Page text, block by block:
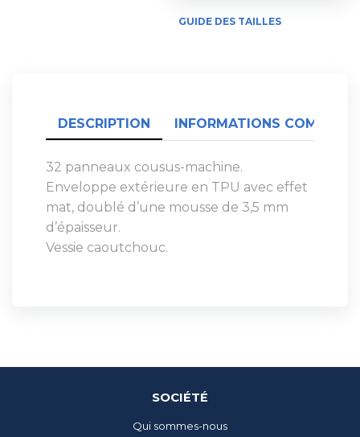
GUIDE DES TAILLES
DESCRIPTION INFORMATIONS
32 panneaux cousus-machine.
Enveloppe extérieure en TPU avec effet
mat, doublé d’une mousse de 3,5 mm
d’épaisseur.
Vessie caoutchouc.
SOCIÉTÉ
Qui sommes-nous